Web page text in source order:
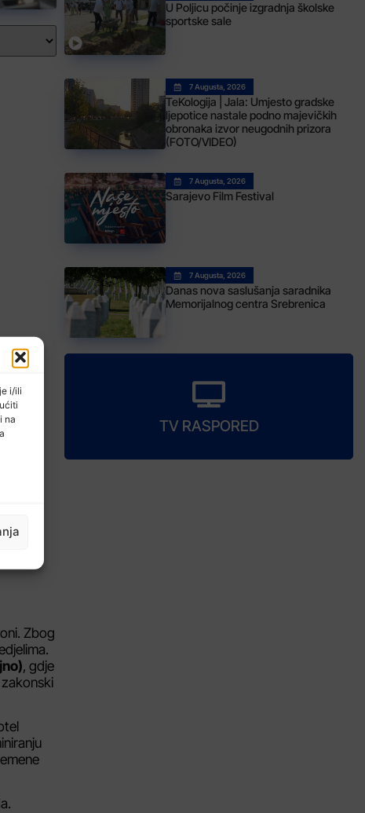
i/ili
na
Zbog
, gdje
U Poljicu počinje izgradnja školske
sportske sale
7 Augusta, 2026
TeKologija | Jala: Umjesto gradske
ljepotice nastale podno majevičkih
obronaka izvor neugodnih prizora
(FOTO/VIDEO)
7 Augusta, 2026
Sarajevo Film Festival
7 Augusta, 2026
Danas nova saslušanja saradnika
Memorijalnog centra Srebrenica
TV RASPORED